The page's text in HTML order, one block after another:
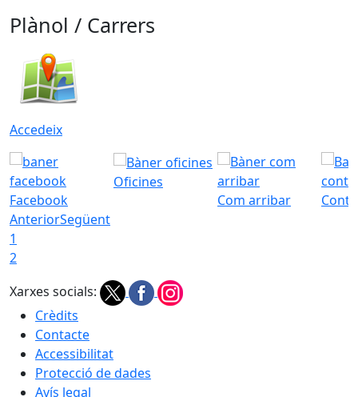
Plànol / Carrers
Accedeix
Facebook
Oficines
Com arribar
AnteriorSegüent
1
2
Xarxes socials:
Crèdits
Contacte
Accessibilitat
Protecció de dades
Avís legal